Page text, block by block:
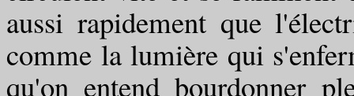
aussi rapidement que
comme la lumière qui
qu'on entend bourdonner